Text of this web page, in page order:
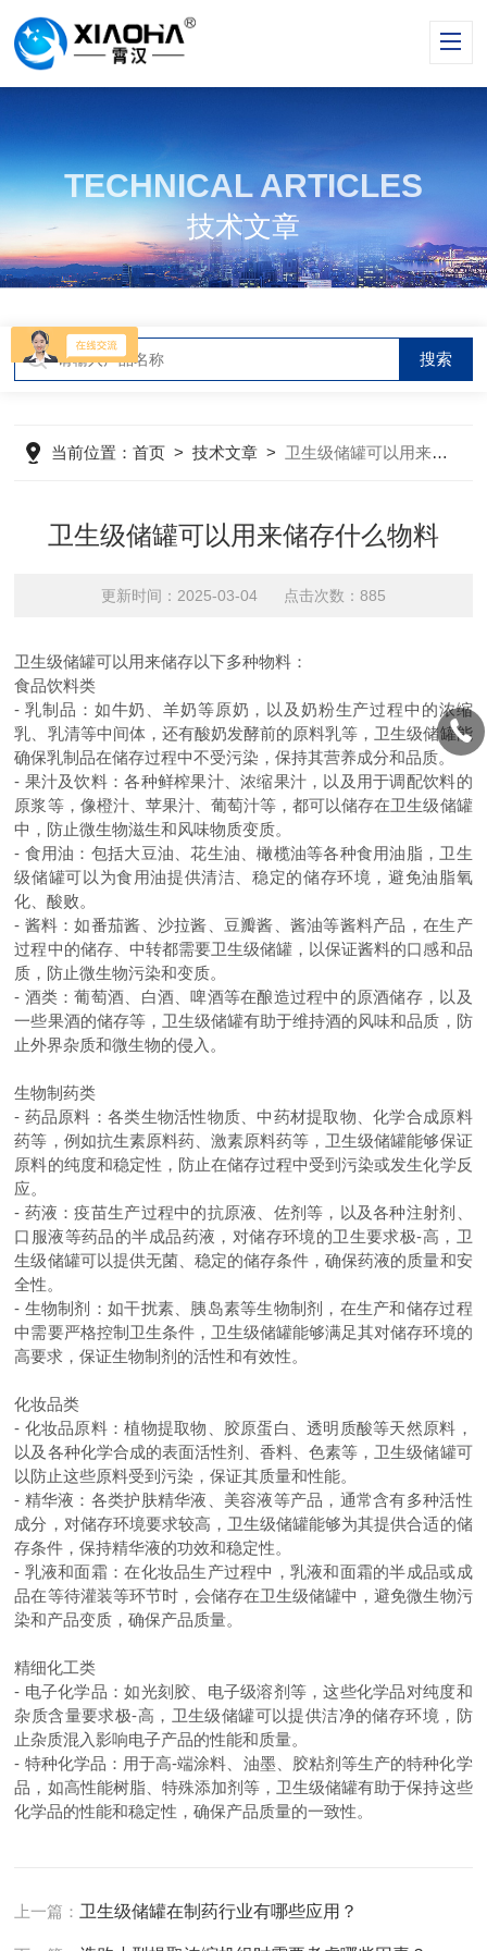
TECHNICAL ARTICLES
技术文章
当前位置：首页 >技术文章 > 卫生级储罐可以用来储存什么物料
卫生级储罐可以用来储存什么物料
更新时间：2025-03-04 点击次数：885
卫生级储罐可以用来储存以下多种物料：
食品饮料类
-乳制品：如牛奶、羊奶等原奶，以及奶粉生产过程中的浓缩
乳、乳清等中间体，还有酸奶发酵前的原料乳等，卫生级储罐能
确保乳制品在储存过程中不受污染，保持其营养成分和品质。
- 果汁及饮料：各种鲜榨果汁、浓缩果汁，以及用于调配饮料的
原浆等，像橙汁、苹果汁、葡萄汁等，都可以储存在卫生级储罐
中，防止微生物滋生和风味物质变质。
- 食用油：包括大豆油、花生油、橄榄油等各种食用油脂，卫生
级储罐可以为食用油提供清洁、稳定的储存环境，避免油脂氧
化、酸败。
- 酱料：如番茄酱、沙拉酱、豆瓣酱、酱油等酱料产品，在生产
过程中的储存、中转都需要卫生级储罐，以保证酱料的口感和品
质，防止微生物污染和变质。
- 酒类：葡萄酒、白酒、啤酒等在酿造过程中的原酒储存，以及
一些果酒的储存等，卫生级储罐有助于维持酒的风味和品质，防
止外界杂质和微生物的侵入。
生物制药类
- 药品原料：各类生物活性物质、中药材提取物、化学合成原料
药等，例如抗生素原料药、激素原料药等，卫生级储罐能够保证
原料的纯度和稳定性，防止在储存过程中受到污染或发生化学反
应。
- 药液：疫苗生产过程中的抗原液、佐剂等，以及各种注射剂、
口服液等药品的半成品药液，对储存环境的卫生要求极-高，卫
生级储罐可以提供无菌、稳定的储存条件，确保药液的质量和安
全性。
- 生物制剂：如干扰素、胰岛素等生物制剂，在生产和储存过程
中需要严格控制卫生条件，卫生级储罐能够满足其对储存环境的
高要求，保证生物制剂的活性和有效性。
化妆品类
- 化妆品原料：植物提取物、胶原蛋白、透明质酸等天然原料，
以及各种化学合成的表面活性剂、香料、色素等，卫生级储罐可
以防止这些原料受到污染，保证其质量和性能。
- 精华液：各类护肤精华液、美容液等产品，通常含有多种活性
成分，对储存环境要求较高，卫生级储罐能够为其提供合适的储
存条件，保持精华液的功效和稳定性。
- 乳液和面霜：在化妆品生产过程中，乳液和面霜的半成品或成
品在等待灌装等环节时，会储存在卫生级储罐中，避免微生物污
染和产品变质，确保产品质量。
精细化工类
- 电子化学品：如光刻胶、电子级溶剂等，这些化学品对纯度和
杂质含量要求极-高，卫生级储罐可以提供洁净的储存环境，防
止杂质混入影响电子产品的性能和质量。
- 特种化学品：用于高-端涂料、油墨、胶粘剂等生产的特种化学
品，如高性能树脂、特殊添加剂等，卫生级储罐有助于保持这些
化学品的性能和稳定性，确保产品质量的一致性。
上一篇： 卫生级储罐在制药行业有哪些应用？